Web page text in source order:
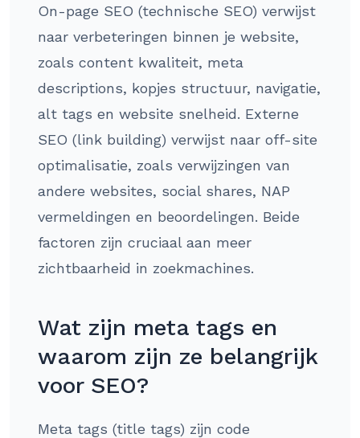
On-page SEO (technische SEO) verwijst
naar verbeteringen binnen je website,
zoals content kwaliteit, meta
descriptions, kopjes structuur, navigatie,
alt tags en website snelheid. Externe
SEO (link building) verwijst naar off-site
optimalisatie, zoals verwijzingen van
andere websites, social shares, NAP
vermeldingen en beoordelingen. Beide
factoren zijn cruciaal aan meer
zichtbaarheid in zoekmachines.
Wat zijn meta tags en
waarom zijn ze belangrijk
voor SEO?
Meta tags (title tags) zijn code